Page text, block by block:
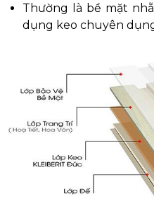
Thường là bề mặt
dụng keo chuyên